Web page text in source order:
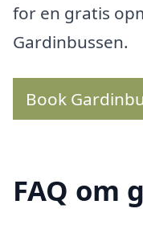
for en gratis
Gardinbussen.
Book
FAQ om